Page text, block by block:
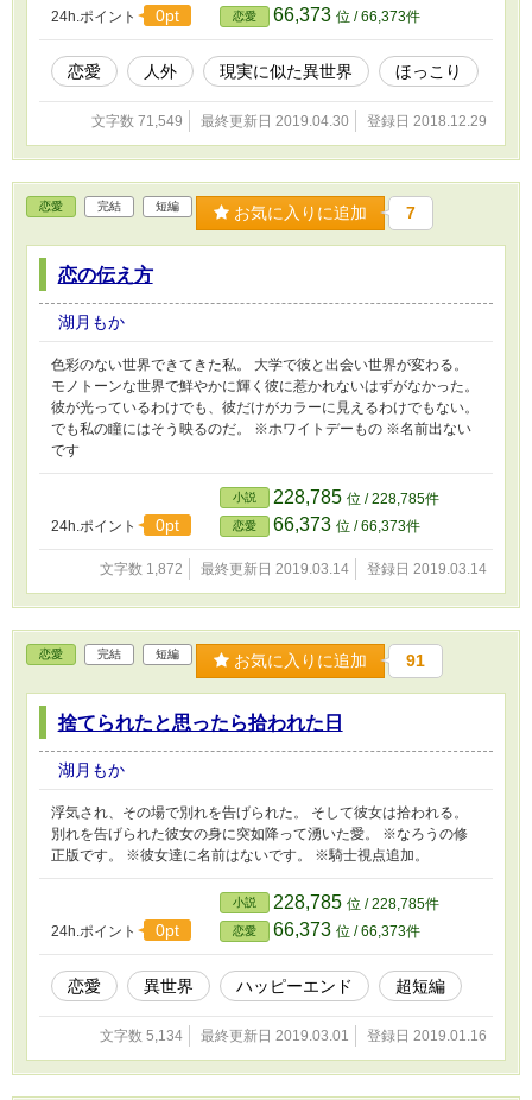
24h.ポイント 0pt 恋愛 66,373 位 / 66,373件
恋愛 人外 現実に似た異世界 ほっこり
文字数 71,549 最終更新日 2019.04.30 登録日 2018.12.29
恋愛 完結 短編 お気に入りに追加 7
恋の伝え方
湖月もか
色彩のない世界できてきた私。 大学で彼と出会い世界が変わる。
モノトーンな世界で鮮やかに輝く彼に惹かれないはずがなかった。
彼が光っているわけでも、彼だけがカラーに見えるわけでもない。
でも私の瞳にはそう映るのだ。 ※ホワイトデーもの ※名前出ない
です
24h.ポイント 0pt
小説 228,785 位 / 228,785件
恋愛 66,373 位 / 66,373件
文字数 1,872 最終更新日 2019.03.14 登録日 2019.03.14
恋愛 完結 短編 お気に入りに追加 91
捨てられたと思ったら拾われた日
湖月もか
浮気され、その場で別れを告げられた。 そして彼女は拾われる。
別れを告げられた彼女の身に突如降って湧いた愛。 ※なろうの修
正版です。 ※彼女達に名前はないです。 ※騎士視点追加。
24h.ポイント 0pt
小説 228,785 位 / 228,785件
恋愛 66,373 位 / 66,373件
恋愛 異世界 ハッピーエンド 超短編
文字数 5,134 最終更新日 2019.03.01 登録日 2019.01.16